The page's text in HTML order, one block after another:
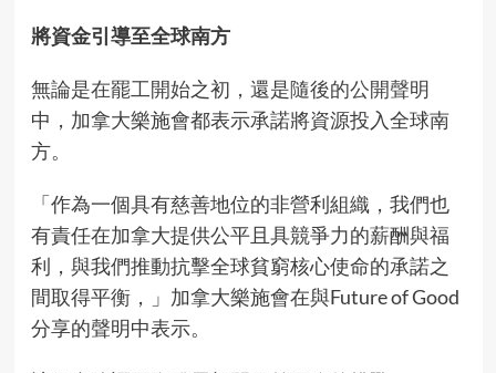
將資金引導至全球南方
無論是在罷工開始之初，還是隨後的公開聲明
中，加拿大樂施會都表示承諾將資源投入全球南
方。
「作為一個具有慈善地位的非營利組織，我們也
有責任在加拿大提供公平且具競爭力的薪酬與福
利，與我們推動抗擊全球貧窮核心使命的承諾之
間取得平衡，」加拿大樂施會在與Future of Good
分享的聲明中表示。